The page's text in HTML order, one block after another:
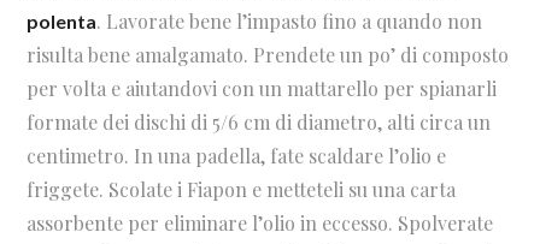
polenta. Lavorate bene l’impasto fino a quando non
risulta bene amalgamato. Prendete un po’ di composto
per volta e aiutandovi con un mattarello per spianarli
formate dei dischi di 5/6 cm di diametro, alti circa un
centimetro. In una padella, fate scaldare l’olio e
friggete. Scolate i Fiapon e metteteli su una carta
assorbente per eliminare l’olio in eccesso. Spolverate